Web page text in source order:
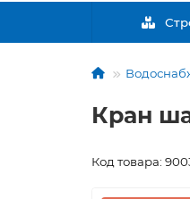
Кран
Код товара: